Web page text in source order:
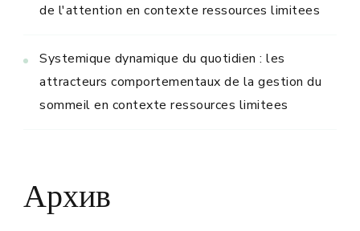
de l'attention en contexte ressources limitees
Systemique dynamique du quotidien : les
attracteurs comportementaux de la gestion du
sommeil en contexte ressources limitees
Архив